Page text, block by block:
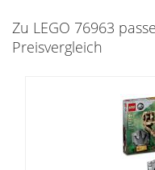
Zu LEGO 76963
Preisvergleich